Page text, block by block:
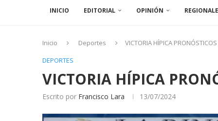
INICIO EDITORIAL OPINIÓN
Inicio Deportes
VICTORIA HÍPICA
DEPORTES
VICTORIA HÍPICA
Escrito por Francisco Lara 13/07/2024